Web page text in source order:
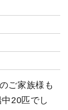
ご家族様も
20匹でし